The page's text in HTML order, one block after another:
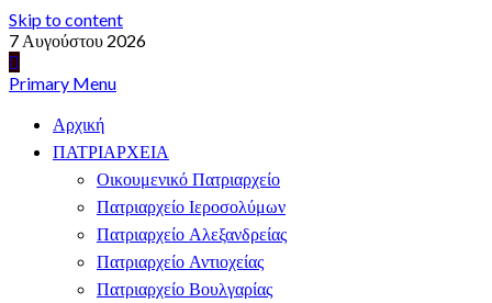
Skip to content
7 Αυγούστου 2026
Primary Menu
Αρχική
ΠΑΤΡΙΑΡΧΕΙΑ
Οικουμενικό Πατριαρχείο
Πατριαρχείο Ιεροσολύμων
Πατριαρχείο Αλεξανδρείας
Πατριαρχείο Αντιοχείας
Πατριαρχείο Βουλγαρίας